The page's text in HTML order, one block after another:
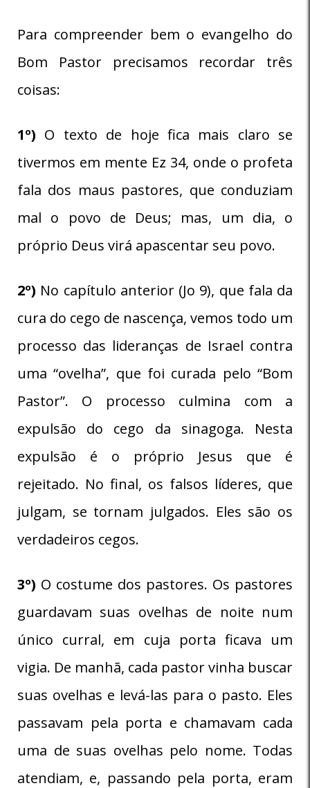
Para compreender bem o evangelho do
Bom Pastor precisamos recordar três
coisas:
1º) O texto de hoje fica mais claro se
tivermos em mente Ez 34, onde o profeta
fala dos maus pastores, que conduziam
mal o povo de Deus; mas, um dia, o
próprio Deus virá apascentar seu povo.
2º) No capítulo anterior (Jo 9), que fala da
cura do cego de nascença, vemos todo um
processo das lideranças de Israel contra
uma “ovelha”, que foi curada pelo “Bom
Pastor”. O processo culmina com a
expulsão do cego da sinagoga. Nesta
expulsão é o próprio Jesus que é
rejeitado. No final, os falsos líderes, que
julgam, se tornam julgados. Eles são os
verdadeiros cegos.
3º) O costume dos pastores. Os pastores
guardavam suas ovelhas de noite num
único curral, em cuja porta ficava um
vigia. De manhã, cada pastor vinha buscar
suas ovelhas e levá-las para o pasto. Eles
passavam pela porta e chamavam cada
uma de suas ovelhas pelo nome. Todas
atendiam, e, passando pela porta, eram